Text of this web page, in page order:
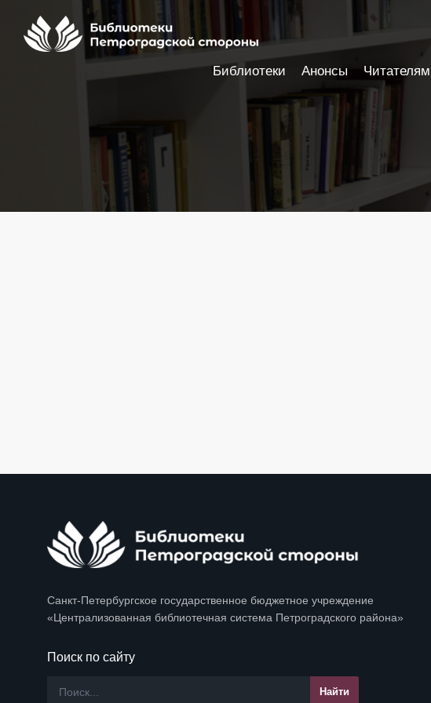
Санкт-Петербургское государственное бюджетное учреждение
«Централизованная библиотечная система Петроградского района»
Поиск по сайту
Библиотеки Анонсы Читателям
Настройки доступности